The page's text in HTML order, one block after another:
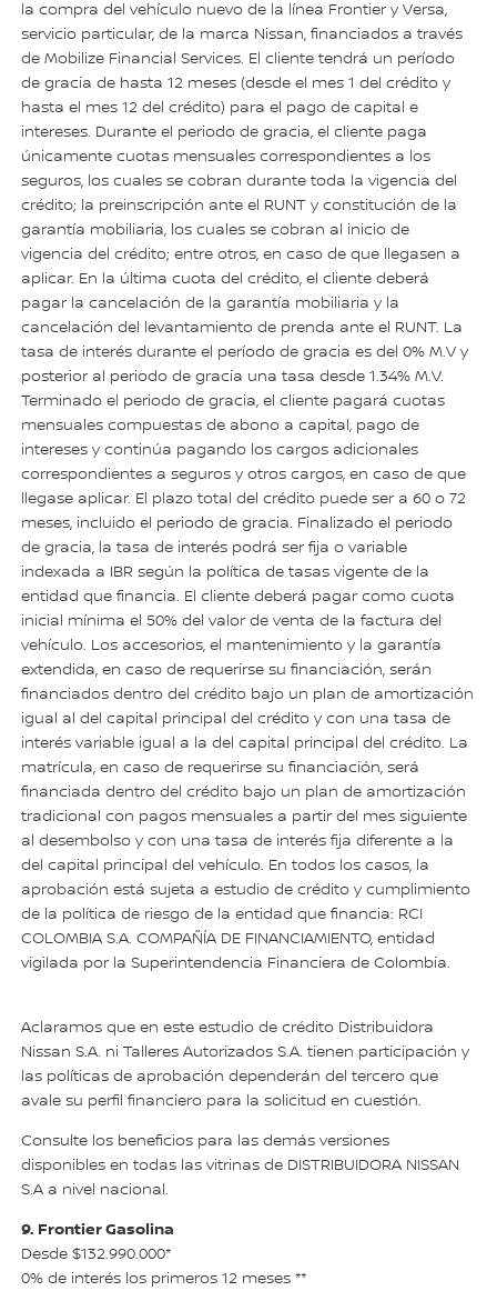
la compra del vehículo nuevo de la línea Frontier y Versa,
servicio particular, de la marca Nissan, financiados a través
de Mobilize Financial Services. El cliente tendrá un período
de gracia de hasta 12 meses (desde el mes 1 del crédito y
hasta el mes 12 del crédito) para el pago de capital e
intereses. Durante el periodo de gracia, el cliente paga
únicamente cuotas mensuales correspondientes a los
seguros, los cuales se cobran durante toda la vigencia del
crédito; la preinscripción ante el RUNT y constitución de la
garantía mobiliaria, los cuales se cobran al inicio de
vigencia del crédito; entre otros, en caso de que llegasen a
aplicar. En la última cuota del crédito, el cliente deberá
pagar la cancelación de la garantía mobiliaria y la
cancelación del levantamiento de prenda ante el RUNT. La
tasa de interés durante el período de gracia es del 0% M.V y
posterior al periodo de gracia una tasa desde 1.34% M.V.
Terminado el periodo de gracia, el cliente pagará cuotas
mensuales compuestas de abono a capital, pago de
intereses y continúa pagando los cargos adicionales
correspondientes a seguros y otros cargos, en caso de que
llegase aplicar. El plazo total del crédito puede ser a 60 o 72
meses, incluido el periodo de gracia. Finalizado el periodo
de gracia, la tasa de interés podrá ser fija o variable
indexada a IBR según la política de tasas vigente de la
entidad que financia. El cliente deberá pagar como cuota
inicial mínima el 50% del valor de venta de la factura del
vehículo. Los accesorios, el mantenimiento y la garantía
extendida, en caso de requerirse su financiación, serán
financiados dentro del crédito bajo un plan de amortización
igual al del capital principal del crédito y con una tasa de
interés variable igual a la del capital principal del crédito. La
matrícula, en caso de requerirse su financiación, será
financiada dentro del crédito bajo un plan de amortización
tradicional con pagos mensuales a partir del mes siguiente
al desembolso y con una tasa de interés fija diferente a la
del capital principal del vehículo. En todos los casos, la
aprobación está sujeta a estudio de crédito y cumplimiento
de la política de riesgo de la entidad que financia: RCI
COLOMBIA S.A. COMPAÑÍA DE FINANCIAMIENTO, entidad
vigilada por la Superintendencia Financiera de Colombia.
Aclaramos que en este estudio de crédito Distribuidora
Nissan S.A. ni Talleres Autorizados S.A. tienen participación y
las políticas de aprobación dependerán del tercero que
avale su perfil financiero para la solicitud en cuestión.
Consulte los beneficios para las demás versiones
disponibles en todas las vitrinas de DISTRIBUIDORA NISSAN
S.A a nivel nacional.
9. Frontier Gasolina
Desde $132.990.000*
0% de interés los primeros 12 meses **